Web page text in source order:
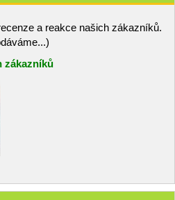
a reakce našich zákazníků.
zákazníků